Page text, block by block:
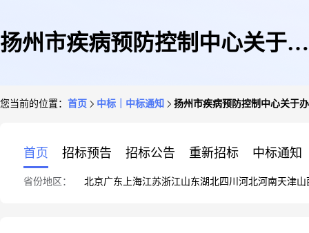
扬州市疾病预防控制中心关于办
您当前的位置： 首页 中标｜中标通知 扬州市疾病预防控制中心关于
首页 招标预告 招标公告 重新招标 中标通知
省份地区： 北京广东 上海江苏浙江山东湖北四川 河北河南天津山